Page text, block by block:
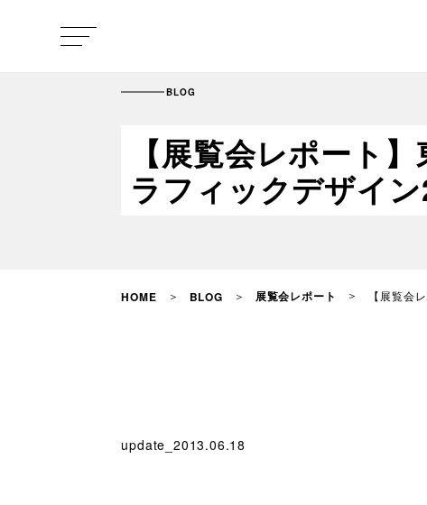
BLOG
【展覧会レポート
ラフィックデザイン
HOME BLOG 展覧会レポート 【展覧会
update_2013.06.18